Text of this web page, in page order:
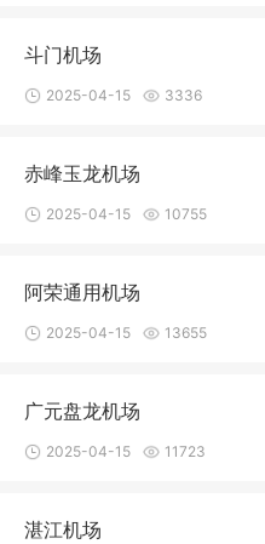
斗门机场
2025-04-15 3336
赤峰玉龙机场
2025-04-15 10755
阿荣通用机场
2025-04-15 13655
广元盘龙机场
2025-04-15 11723
湛江机场